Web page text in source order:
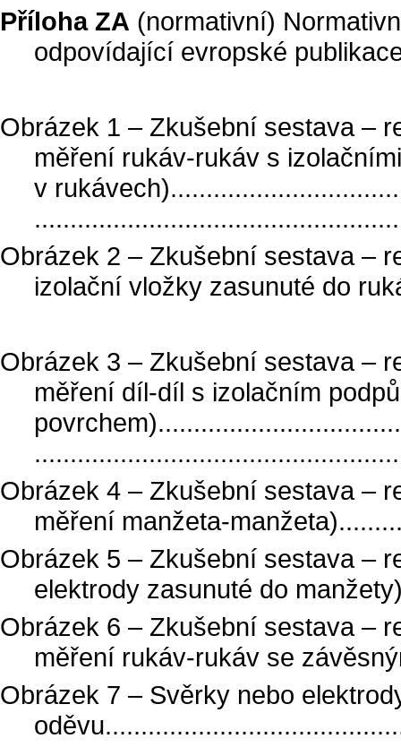
Příloha ZA (normativní)
odpovídající evropské
Obrázek 1 – Zkušební sestava –
měření rukáv-rukáv s
v
Obrázek 2 – Zkušební sestava –
izolační vložky zasunuté do
Obrázek 3 – Zkušební sestava –
měření díl-díl s izolačním
Obrázek 4 – Zkušební sestava –
měření manžeta-
Obrázek 5 – Zkušební sestava –
elektrody zasunuté do
Obrázek 6 – Zkušební sestava –
měření rukáv-rukáv se
Obrázek 7 – Svěrky nebo